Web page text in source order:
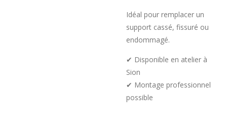
Idéal pour remplacer un
support cassé, fissuré ou
endommagé.
✔ Disponible en atelier à
Sion
✔ Montage professionnel
possible